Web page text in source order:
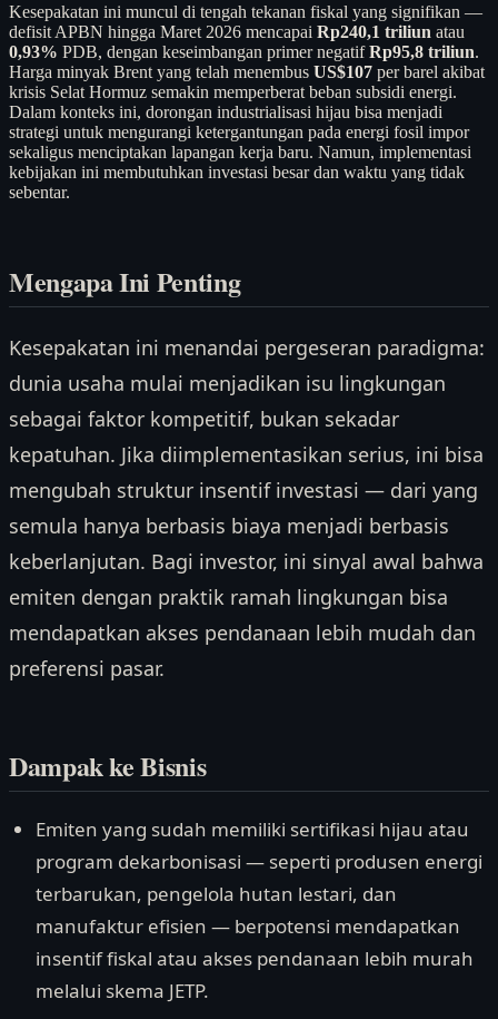
Kesepakatan ini muncul di tengah tekanan fiskal yang signifikan —
defisit APBN hingga Maret 2026 mencapai Rp240,1 triliun atau
0,93% PDB, dengan keseimbangan primer negatifRp95,8 triliun.
Harga minyak Brent yang telah menembus US$107 per barel akibat
krisis Selat Hormuz semakin memperberat beban subsidi energi.
Dalam konteks ini, dorongan industrialisasi hijau bisa menjadi
strategi untuk mengurangi ketergantungan pada energi fosil impor
sekaligus menciptakan lapangan kerja baru. Namun, implementasi
kebijakan ini membutuhkan investasi besar dan waktu yang tidak
sebentar.
Mengapa Ini Penting
Kesepakatan ini menandai pergeseran paradigma:
dunia usaha mulai menjadikan isu lingkungan
sebagai faktor kompetitif, bukan sekadar
kepatuhan. Jika diimplementasikan serius, ini bisa
mengubah struktur insentif investasi — dari yang
semula hanya berbasis biaya menjadi berbasis
keberlanjutan. Bagi investor, ini sinyal awal bahwa
emiten dengan praktik ramah lingkungan bisa
mendapatkan akses pendanaan lebih mudah dan
preferensi pasar.
Dampak ke Bisnis
Emiten yang sudah memiliki sertifikasi hijau atau
program dekarbonisasi — seperti produsen energi
terbarukan, pengelola hutan lestari, dan
manufaktur efisien — berpotensi mendapatkan
insentif fiskal atau akses pendanaan lebih murah
melalui skema JETP.